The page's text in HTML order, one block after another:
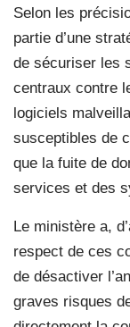
Selon les
partie d’une
de sécuriser les
centraux contre
logiciels
susceptibles de
que la fuite de
services et des
Le ministère a,
respect de ces
de désactiver
graves risques